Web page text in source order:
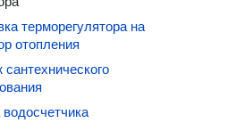
терморегулятора на
отопления